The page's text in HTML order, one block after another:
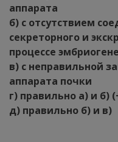
аппарата
б) с отсутствием
секреторного и
процессе
в) с неправильной
аппарата почки
г) правильно а) и б)
д) правильно б) и в)